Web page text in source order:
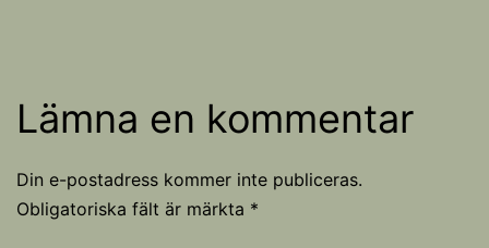
Lämna en kommentar
Din e-postadress kommer inte publiceras.
Obligatoriska fält är märkta *